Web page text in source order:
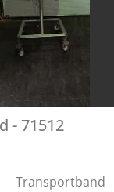
- 71512
Transportband